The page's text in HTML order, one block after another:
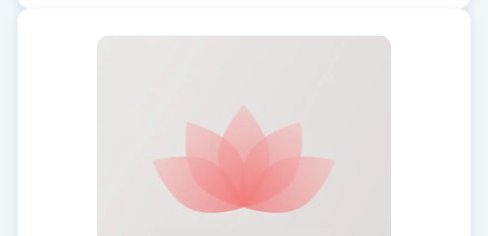
Extensions borttagning